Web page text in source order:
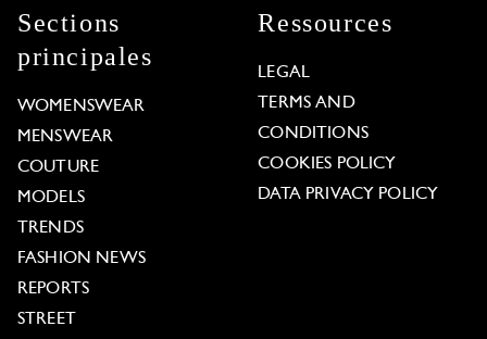
Sections
principales
WOMENSWEAR
MENSWEAR
COUTURE
MODELS
TRENDS
FASHION NEWS
REPORTS
STREET
Ressources
LEGAL
TERMS AND
CONDITIONS
COOKIES POLICY
DATA PRIVACY POLICY